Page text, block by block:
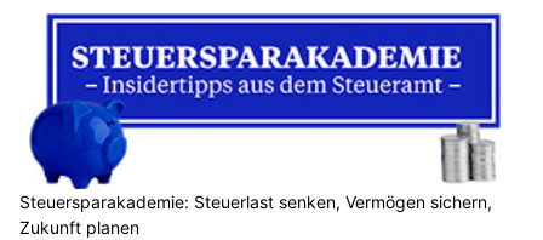
Steuersparakademie: Steuerlast senken, Vermögen sichern,
Zukunft planen